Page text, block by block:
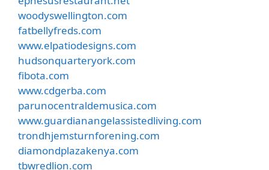
woodyswellington.com
fatbellyfreds.com
www.elpatiodesigns.com
hudsonquarteryork.com
fibota.com
www.cdgerba.com
parunocentraldemusica.com
www.guardianangelassistedliving.com
trondhjemsturnforening.com
diamondplazakenya.com
tbwredlion.com